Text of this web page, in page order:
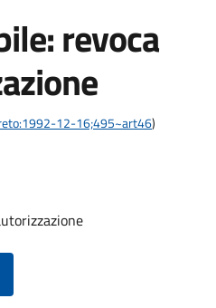
revoca
12-16;495~art46)